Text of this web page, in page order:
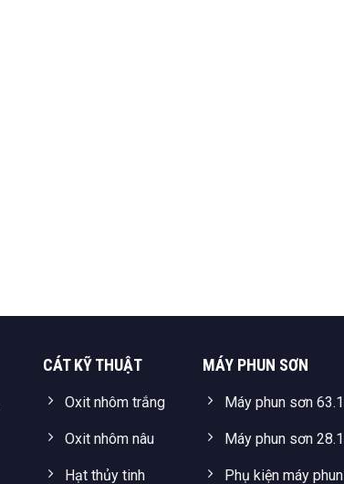
CÁT KỸ THUẬT
Oxit nhôm trắng
Oxit nhôm nâu
Hạt thủy tinh
MÁY PHUN SƠN
Máy phun sơn 63.1
Máy phun sơn 28.1
Phụ kiện máy phun